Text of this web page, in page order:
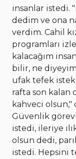
insanlar istedi.
dedim ve ona
verdim. Cahil
programları
kalacağım
bilir, ne
ufak tefek
rafta son kalan
kahveci
Güvenlik
istedi, ileriye
olsun dedi,
istedi. Hepsini